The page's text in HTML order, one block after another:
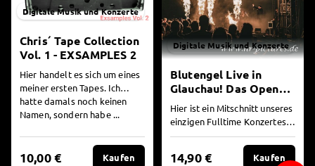
Digitale Musik und Konzerte
Chris´ Tape Collection
Vol. 1 - EXSAMPLES 2
Hier handelt es sich um eines
meiner ersten Tapes. Ich
hatte damals noch keinen
Namen, sondern habe ...
10,00 € Kaufen
Digitale Musik und Konzerte
Blutengel Live in
Glauchau! Das Open
Air vom 13.08.2022
REDUZIERTER PREIS!!!
Hier ist ein Mitschnitt unseres
einzigen Fulltime Konzertes
2022! Unser Open Air in
Glauchau am 13.0...
14,90 € Kaufen